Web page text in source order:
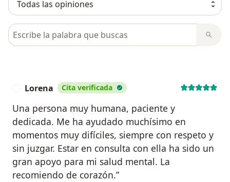
Busca en opiniones
Lorena Cita verificada
Una persona muy humana, paciente y
dedicada. Me ha ayudado muchísimo en
momentos muy difíciles, siempre con respeto y
sin juzgar. Estar en consulta con ella ha sido un
gran apoyo para mi salud mental. La
recomiendo de corazón.”